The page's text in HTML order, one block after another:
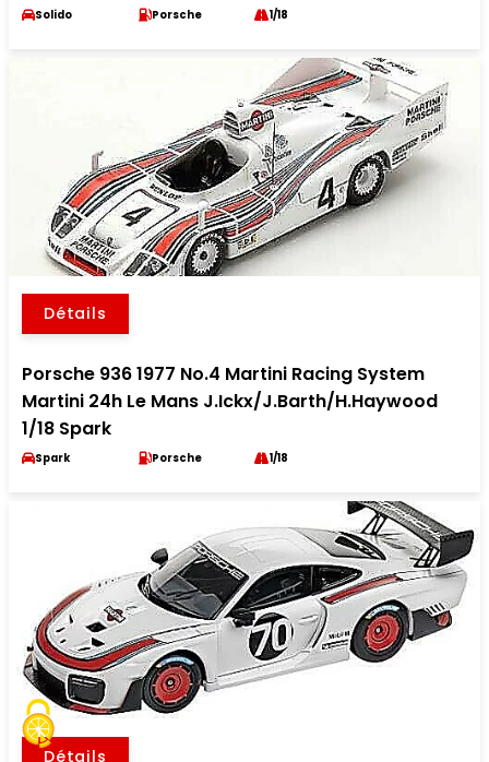
Solido Porsche 1/18
Détails
Porsche 936 1977 No.4 Martini Racing System
Martini 24h Le Mans J.Ickx/J.Barth/H.Haywood
1/18 Spark
Spark Porsche 1/18
Détails